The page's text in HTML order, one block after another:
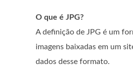
O que é JPG?
A definição de JPG é um
imagens baixadas em um
dados desse formato.